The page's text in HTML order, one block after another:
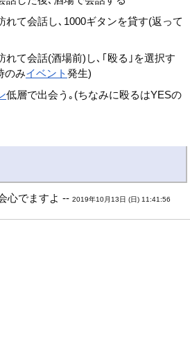
れて会話し､1000ギタンを貸す(返って
れて会話(酒場前)し､｢殴る｣を選択す
のみイベント発生)
低層で出会う｡(ちなみに殴るはYESの
心でますよ --2019年10月13日 (日) 11:41:56